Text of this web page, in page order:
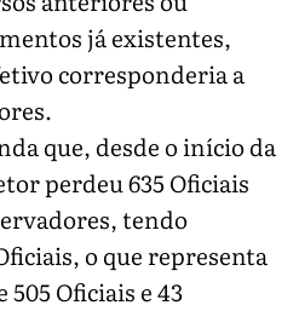
já existentes,
corresponderia a
que, desde o início da
perdeu 635 Oficiais
tendo
o que representa
Oficiais e 43